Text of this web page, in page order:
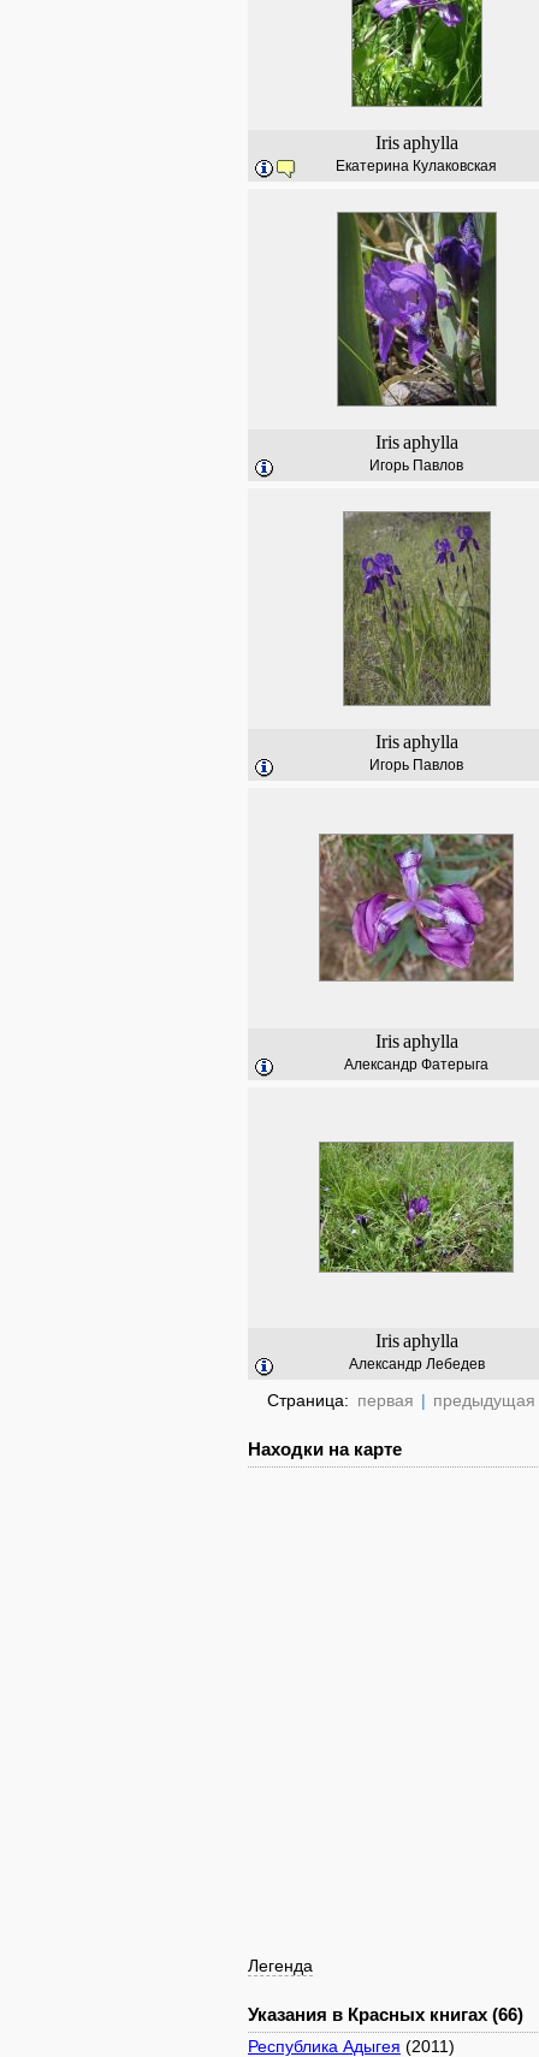
Iris aphylla
Екатерина Кулаковская
Iris aphylla
Игорь Павлов
Iris aphylla
Игорь Павлов
Iris aphylla
Александр Фатерыга
Iris aphylla
Александр Лебедев
Страница: первая | предыдущая
Находки на карте
Легенда
Указания в Красных книгах (66)
Республика Адыгея (2011)